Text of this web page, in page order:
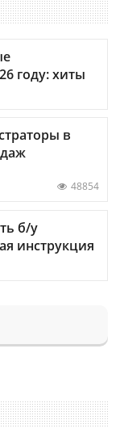
году: хиты
в
48854
б/у
инструкция